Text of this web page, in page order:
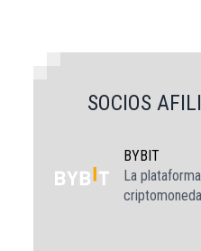
SOCIOS
BYBIT
La